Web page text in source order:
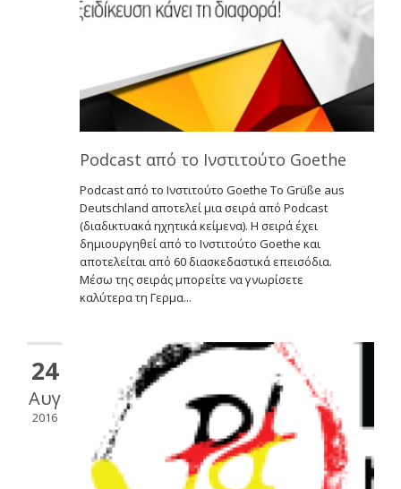
Podcast από το Ινστιτούτο Goethe
Podcast από το Ινστιτούτο Goethe To Grüße aus
Deutschland αποτελεί μια σειρά από Podcast
(διαδικτυακά ηχητικά κείμενα). Η σειρά έχει
δημιουργηθεί από το Ινστιτούτο Goethe και
αποτελείται από 60 διασκεδαστικά επεισόδια.
Μέσω της σειράς μπορείτε να γνωρίσετε
καλύτερα τη Γερμα...
24
Αυγ
2016